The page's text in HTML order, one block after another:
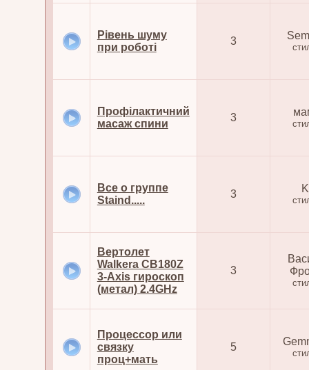
Рівень шуму
при роботі
3
Профілактичний
масаж спини
3
Все о группе
Staind.....
3
Вертолет
Walkera CB180Z
3-Axis гироскоп
(метал) 2.4GHz
3
Процессор или
связку
проц+мать
5